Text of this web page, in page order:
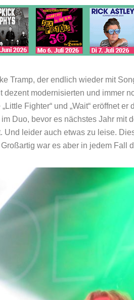
Tramp, der endlich wieder mit
dezent modernisierten und immer
Fighter“ und „Wait“ eröffnet
Duo, bevor es nächstes Jahr mit
Und leider auch etwas zu leise.
war es aber in jedem Fall